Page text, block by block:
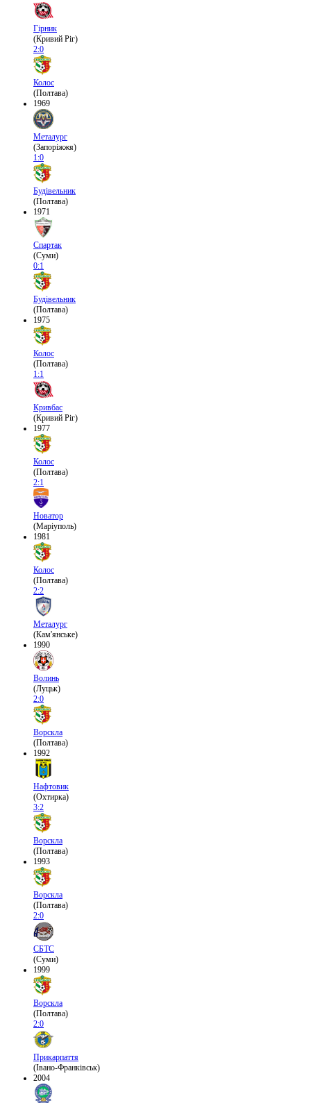
Гірник
(Кривий Ріг)
2:0
Колос
(Полтава)
1969
Металург
(Запоріжжя)
1:0
Будівельник
(Полтава)
1971
Спартак
(Суми)
0:1
Будівельник
(Полтава)
1975
Колос
(Полтава)
1:1
Кривбас
(Кривий Ріг)
1977
Колос
(Полтава)
2:1
Новатор
(Маріуполь)
1981
Колос
(Полтава)
2:2
Металург
(Кам'янське)
1990
Волинь
(Луцьк)
2:0
Ворскла
(Полтава)
1992
Нафтовик
(Охтирка)
3:2
Ворскла
(Полтава)
1993
Ворскла
(Полтава)
2:0
СБТС
(Суми)
1999
Ворскла
(Полтава)
2:0
Прикарпаття
(Івано-Франківськ)
2004